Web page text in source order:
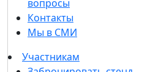
вопросы
Контакты
Мы в СМИ
Участникам